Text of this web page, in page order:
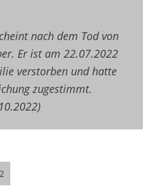
nach dem Tod von
Er ist am 22.07.2022
verstorben und hatte
zugestimmt.